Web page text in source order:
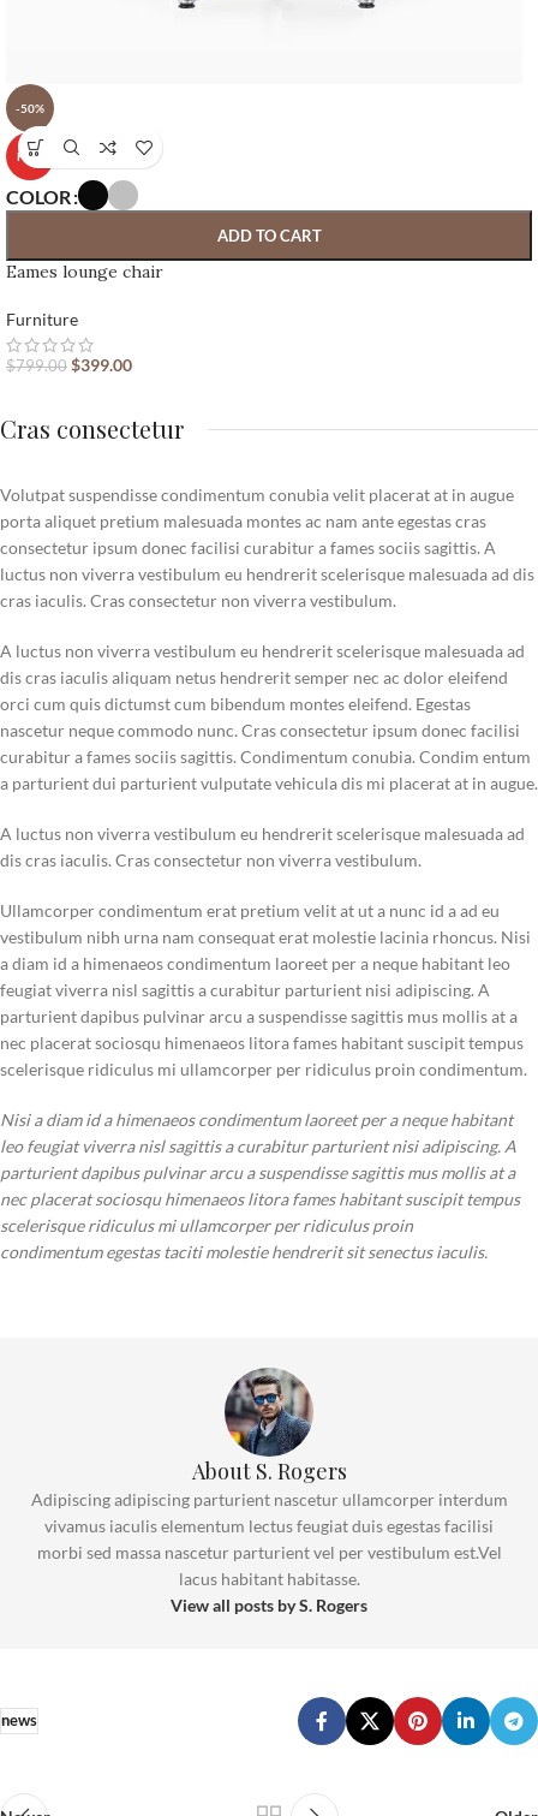
-50%
HOT
COLOR
ADD TO CART
Eames lounge chair
Furniture
$799.00 $399.00
Cras consectetur
Volutpat suspendisse condimentum conubia velit placerat at in augue
porta aliquet pretium malesuada montes ac nam ante egestas cras
consectetur ipsum donec facilisi curabitur a fames sociis sagittis. A
luctus non viverra vestibulum eu hendrerit scelerisque malesuada ad dis
cras iaculis. Cras consectetur non viverra vestibulum.
A luctus non viverra vestibulum eu hendrerit scelerisque malesuada ad
dis cras iaculis aliquam netus hendrerit semper nec ac dolor eleifend
orci cum quis dictumst cum bibendum montes eleifend. Egestas
nascetur neque commodo nunc. Cras consectetur ipsum donec facilisi
curabitur a fames sociis sagittis. Condimentum conubia. Condim entum
a parturient dui parturient vulputate vehicula dis mi placerat at in augue.
A luctus non viverra vestibulum eu hendrerit scelerisque malesuada ad
dis cras iaculis. Cras consectetur non viverra vestibulum.
Ullamcorper condimentum erat pretium velit at ut a nunc id a ad eu
vestibulum nibh urna nam consequat erat molestie lacinia rhoncus. Nisi
a diam id a himenaeos condimentum laoreet per a neque habitant leo
feugiat viverra nisl sagittis a curabitur parturient nisi adipiscing. A
parturient dapibus pulvinar arcu a suspendisse sagittis mus mollis at a
nec placerat sociosqu himenaeos litora fames habitant suscipit tempus
scelerisque ridiculus mi ullamcorper per ridiculus proin condimentum.
Nisi a diam id a himenaeos condimentum laoreet per a neque habitant
leo feugiat viverra nisl sagittis a curabitur parturient nisi adipiscing. A
parturient dapibus pulvinar arcu a suspendisse sagittis mus mollis at a
nec placerat sociosqu himenaeos litora fames habitant suscipit tempus
scelerisque ridiculus mi ullamcorper per ridiculus proin
condimentum egestas taciti molestie hendrerit sit senectus iaculis.
About S. Rogers
Adipiscing adipiscing parturient nascetur ullamcorper interdum
vivamus iaculis elementum lectus feugiat duis egestas facilisi
morbi sed massa nascetur parturient vel per vestibulum est.Vel
lacus habitant habitasse.
View all posts by S. Rogers
news